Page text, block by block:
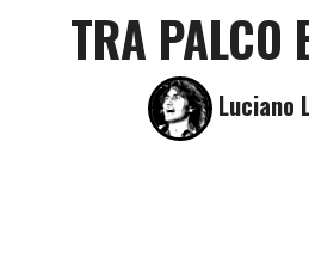
TRA PALCO
Luciano